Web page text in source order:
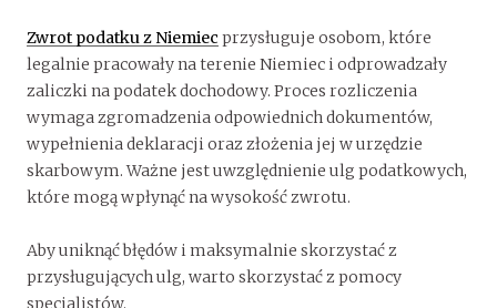
Zwrot podatku z Niemiec przysługuje osobom, które
legalnie pracowały na terenie Niemiec i odprowadzały
zaliczki na podatek dochodowy. Proces rozliczenia
wymaga zgromadzenia odpowiednich dokumentów,
wypełnienia deklaracji oraz złożenia jej w urzędzie
skarbowym. Ważne jest uwzględnienie ulg podatkowych,
które mogą wpłynąć na wysokość zwrotu.
Aby uniknąć błędów i maksymalnie skorzystać z
przysługujących ulg, warto skorzystać z pomocy
specjalistów.